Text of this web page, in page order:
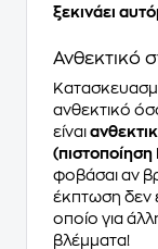
ξεκινάει
Ανθεκτικό
ανθεκτικό
είναι
(πιστοποίηση
φοβάσαι αν
έκπτωση δεν
οποίο για
βλέμματα!